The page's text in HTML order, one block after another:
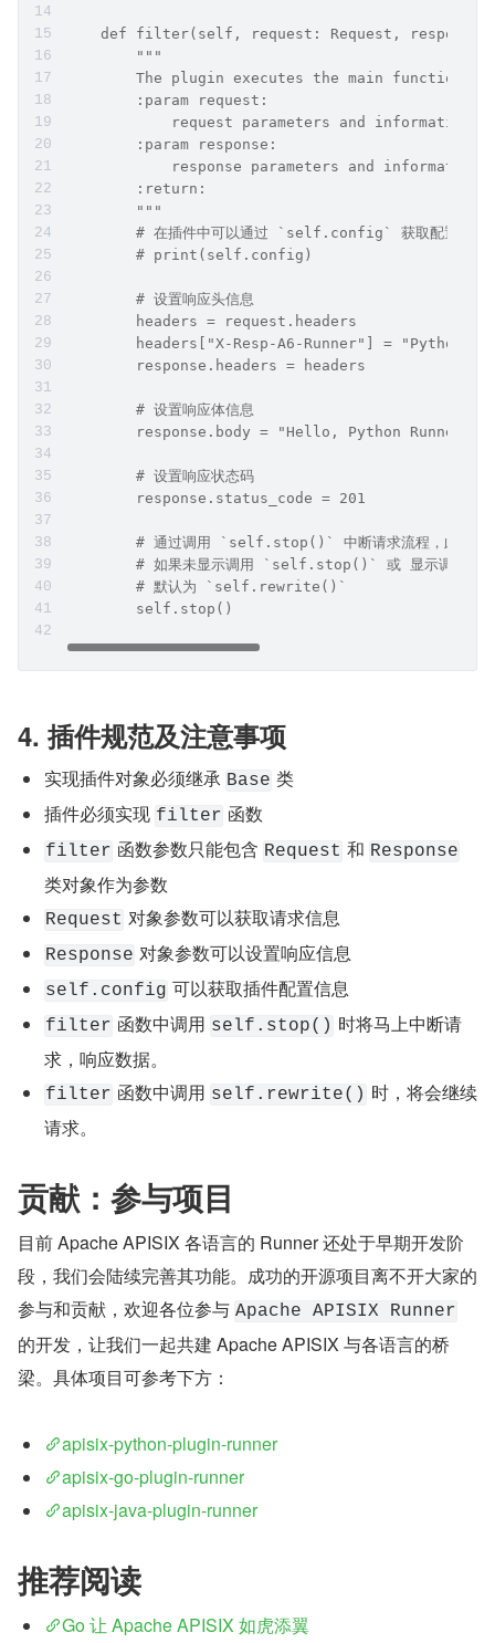
def filter(self, request: Request, response:
        """
        The plugin executes the main function
        :param request:
            request parameters and information
        :param response:
            response parameters and information
        :return:
        """
# 在插件中可以通过 `self.config` 获取配置信息
        # print(self.config)
        # 设置响应头信息
        headers = request.headers
        headers["X-Resp-A6-Runner"] = "Python"
        response.headers = headers
        # 设置响应体信息
response.body = "Hello, Python Runner of
        # 设置响应状态码
        response.status_code = 201
# 通过调用 `self.stop()` 中断请求流程，此时将
# 如果未显示调用 `self.stop()` 或 显示调用
        # 默认为 `self.rewrite()`
        self.stop()
4. 插件规范及注意事项
实现插件对象必须继承 Base 类
插件必须实现 filter 函数
filter 函数参数只能包含 Request 和 Response
类对象作为参数
Request 对象参数可以获取请求信息
Response 对象参数可以设置响应信息
self.config 可以获取插件配置信息
filter 函数中调用 self.stop() 时将马上中断请
求，响应数据。
filter 函数中调用 self.rewrite() 时，将会继续
请求。
贡献：参与项目
目前 Apache APISIX 各语言的 Runner 还处于早期开发阶
段，我们会陆续完善其功能。成功的开源项目离不开大家的
参与和贡献，欢迎各位参与 Apache APISIX Runner
的开发，让我们一起共建 Apache APISIX 与各语言的桥
梁。具体项目可参考下方：
apisix-python-plugin-runner
apisix-go-plugin-runner
apisix-java-plugin-runner
推荐阅读
Go 让 Apache APISIX 如虎添翼